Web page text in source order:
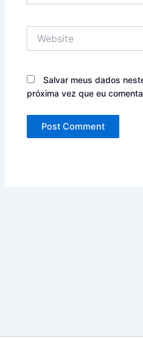
Salvar meus dados
próxima vez que eu